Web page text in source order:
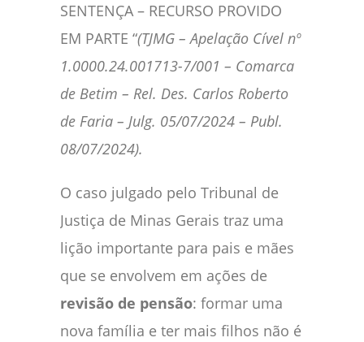
SENTENÇA – RECURSO PROVIDO
EM PARTE “(TJMG – Apelação Cível nº
1.0000.24.001713-7/001 – Comarca
de Betim – Rel. Des. Carlos Roberto
de Faria – Julg. 05/07/2024 – Publ.
08/07/2024).
O caso julgado pelo Tribunal de
Justiça de Minas Gerais traz uma
lição importante para pais e mães
que se envolvem em ações de
revisão de pensão: formar uma
nova família e ter mais filhos não é